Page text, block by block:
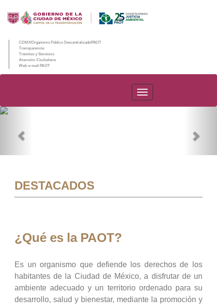
CDMX/Organismo Público Descentralizado/PAOT
Transparencia
Trámites y Servicios
Atención Ciudadana
Web e-mail PAOT
PAOT
DESTACADOS
¿Qué es la PAOT?
Es un organismo que defiende los derechos de los
habitantes de la Ciudad de México, a disfrutar de un
ambiente adecuado y un territorio ordenado para su
desarrollo, salud y bienestar, mediante la promoción y